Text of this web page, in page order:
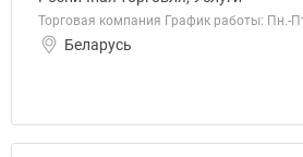
Торговая компания График работы: Пн.-
Беларусь